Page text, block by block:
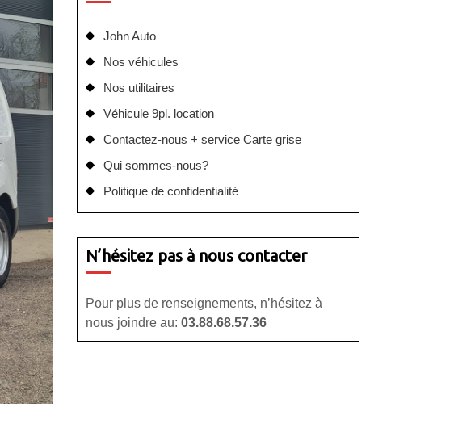
John Auto
Nos véhicules
Nos utilitaires
Véhicule 9pl. location
Contactez-nous + service Carte grise
Qui sommes-nous?
Politique de confidentialité
N’hésitez pas à nous contacter
Pour plus de renseignements, n’hésitez à
nous joindre au: 03.88.68.57.36